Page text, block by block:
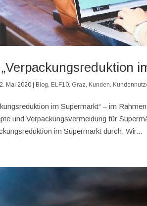
Mai 2020 | Blog ELF10 Graz Kunden
im Supermarkt“ – im
und Verpackungsvermeidung für
im Supermarkt durch. Wir...